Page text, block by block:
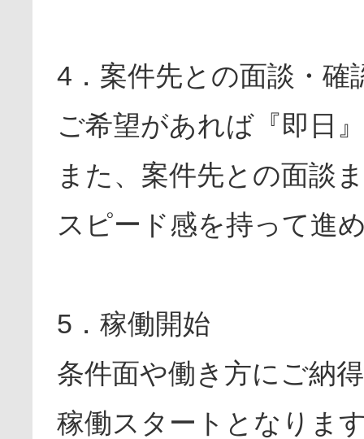
4．案件先との面談・確
ご希望があれば『即日
また、案件先との面談
スピード感を持って進
5．稼働開始
条件面や働き方にご納
稼働スタートとなりま